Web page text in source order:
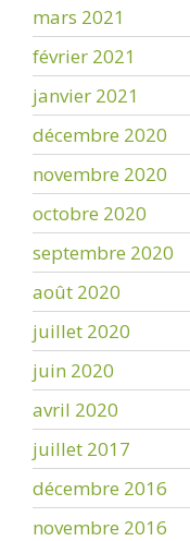
mars 2021
février 2021
janvier 2021
décembre 2020
novembre 2020
octobre 2020
septembre 2020
août 2020
juillet 2020
juin 2020
avril 2020
juillet 2017
décembre 2016
novembre 2016